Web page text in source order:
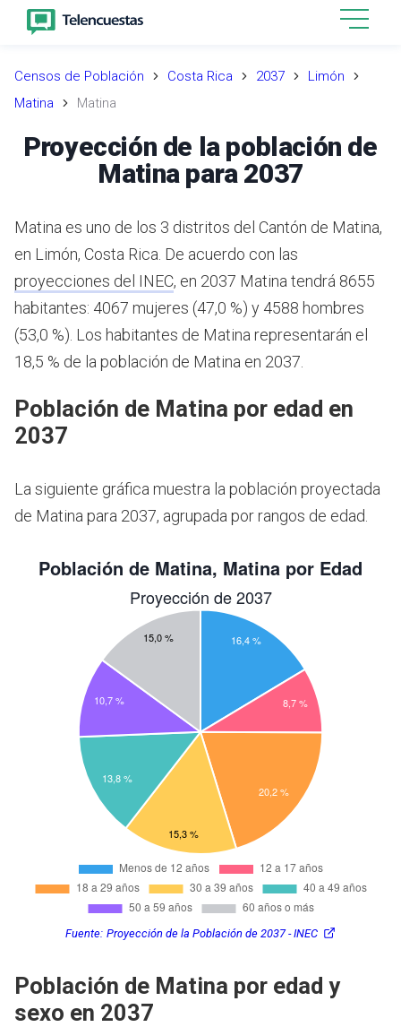
Censos de Población Costa Rica 2037
Limón
Matina
Matina
Proyección de la población de
Matina para 2037
Matina es uno de los 3 distritos del Cantón de Matina,
en Limón, Costa Rica. De acuerdo con las
proyecciones del INEC, en 2037 Matina tendrá 8655
habitantes: 4067 mujeres (47,0 %) y 4588 hombres
(53,0 %). Los habitantes de Matina representarán el
18,5 % de la población de Matina en 2037.
Población de Matina por edad en
2037
La siguiente gráfica muestra la población proyectada
de Matina para 2037, agrupada por rangos de edad.
Fuente: Proyección de la Población de 2037 - INEC
Población de Matina por edad y
sexo en 2037